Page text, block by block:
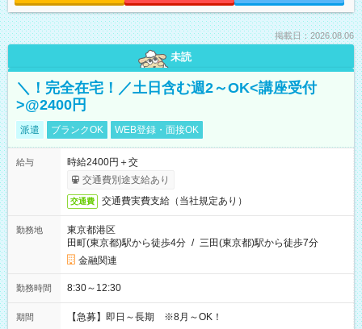
掲載日：2026.08.06
未読
＼！完全在宅！／土日含む週2～OK<講座受付
>@2400円
派遣 ブランクOK WEB登録・面接OK
給与
時給2400円＋交
交通費別途支給あり
交通費 交通費実費支給（当社規定あり）
勤務地
東京都港区
田町(東京都)駅から徒歩4分 / 三田(東京都)駅から徒歩7分
金融関連
勤務時間 8:30～12:30
期間 【急募】即日～長期 ※8月～OK！